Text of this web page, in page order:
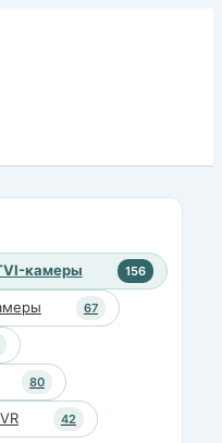
камеры 156
67
80
42